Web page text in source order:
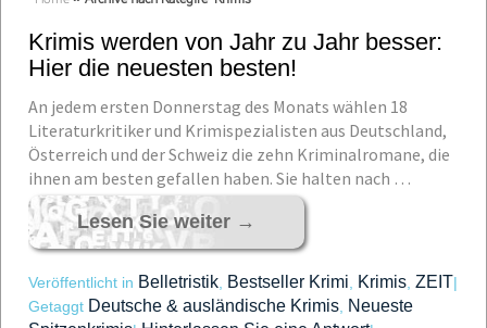
Krimis werden von Jahr zu Jahr besser:
Hier die neuesten besten!
An jedem ersten Donnerstag des Monats wählen 18
Literaturkritiker und Krimispezialisten aus Deutschland,
Österreich und der Schweiz die zehn Kriminalromane, die
ihnen am besten gefallen haben. Sie halten nach …
Lesen Sie weiter →
Veröffentlicht in Belletristik Bestseller Krimi Krimis ZEIT|
Getaggt Deutsche & ausländische Krimis Neueste